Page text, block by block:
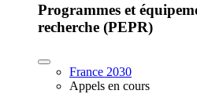
Programmes et
recherche (PEPR)
France 2030
Appels en cours